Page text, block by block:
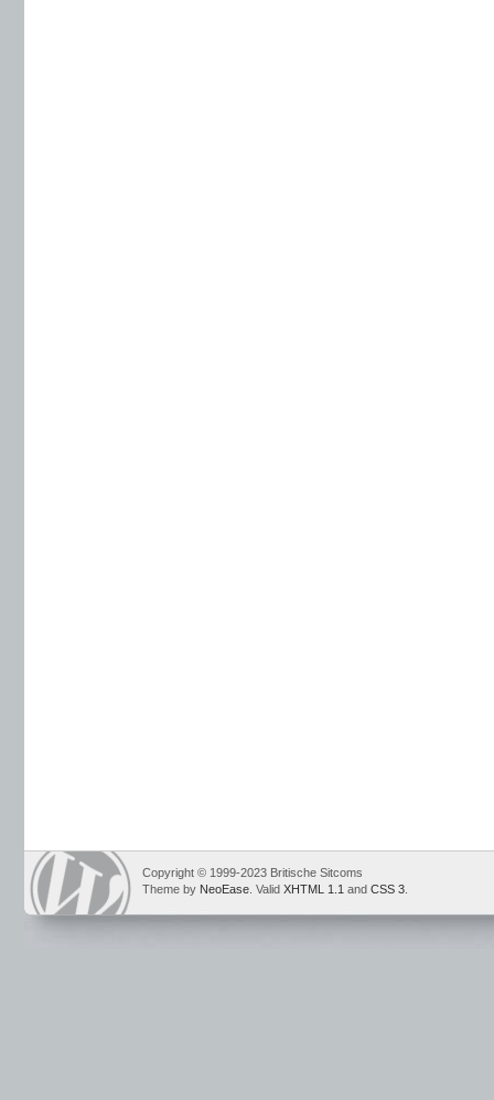
Copyright © 1999-2023 Britische Sitcoms
Theme by NeoEase . Valid XHTML 1.1 and CSS 3